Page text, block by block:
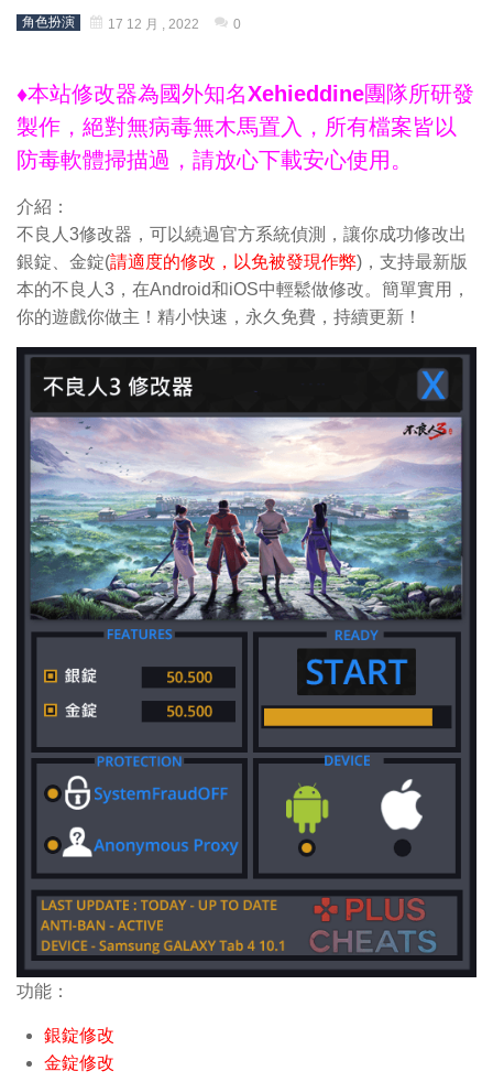
角色扮演 17 12 月 , 2022 0
♦本站修改器為國外知名Xehieddine團隊所研發
製作，絕對無病毒無木馬置入，所有檔案皆以
防毒軟體掃描過，請放心下載安心使用。
介紹：
不良人3修改器，可以繞過官方系統偵測，讓你成功修改出
銀錠、金錠(請適度的修改，以免被發現作弊)，支持最新版
本的不良人3，在Android和iOS中輕鬆做修改。簡單實用，
你的遊戲你做主！精小快速，永久免費，持續更新！
功能：
銀錠修改
金錠修改